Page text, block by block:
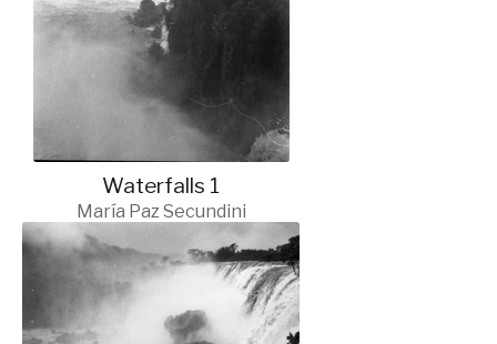
Waterfalls 1
María Paz Secundini